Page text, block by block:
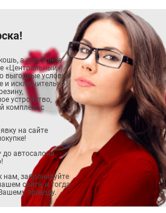
а доступное
«Центральный»!
выгодные условия
и исключительно
устройство,
комплекс с
на сайте
до автосалона
нам, забронируйте
сайте, и тогда
приезду.